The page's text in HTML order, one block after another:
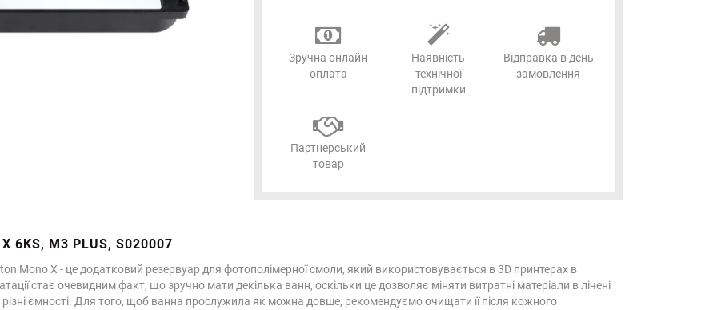
Зручна онлайн
оплата
Наявність
технічної
підтримки
Відправка в день
замовлення
Партнерський
товар
6KS, M3 PLUS, S020007
Monо Х - це додатковий резервуар для фотополімерної смоли, який використовувається в 3D принтерах в
стає очевидним факт, що зручно мати декілька ванн, оскільки це дозволяє міняти витратні матеріали в лічені
ємності. Для того, щоб ванна прослужила як можна довше, рекомендуємо очищати її після кожного